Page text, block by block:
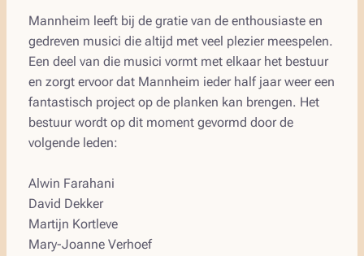
Mannheim leeft bij de gratie van de enthousiaste en
gedreven musici die altijd met veel plezier meespelen.
Een deel van die musici vormt met elkaar het bestuur
en zorgt ervoor dat Mannheim ieder half jaar weer een
fantastisch project op de planken kan brengen. Het
bestuur wordt op dit moment gevormd door de
volgende leden:
Alwin Farahani
David Dekker
Martijn Kortleve
Mary-Joanne Verhoef